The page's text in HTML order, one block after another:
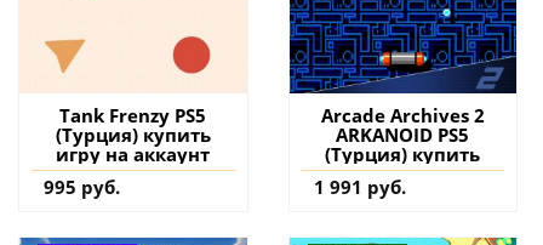
Tank Frenzy PS5
(Турция) купить
игру на аккаунт
995 руб.
Arcade Archives 2
ARKANOID PS5
(Турция) купить
1 991 руб.